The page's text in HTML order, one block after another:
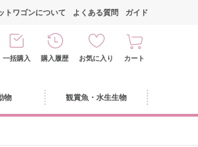
トワゴンについて よくある質問 ガイド
一括購入 購入履歴 お気に入り カート
物 観賞魚・水生生物